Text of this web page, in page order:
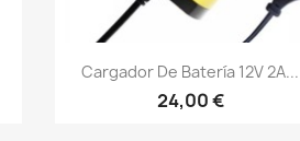
Vista rápida
Cargador De Batería 12V 2A...
24,00 €